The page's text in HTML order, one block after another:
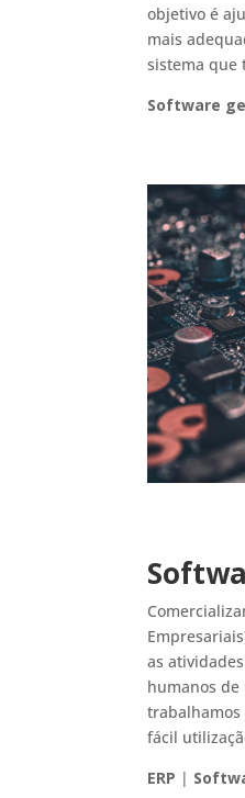
objetivo é
mais
sistema que
Software
as
humanos de
trabalhamos
fácil
ERP |